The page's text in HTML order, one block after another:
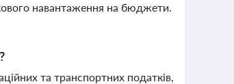
навантаження на бюджети.
та транспортних податків,